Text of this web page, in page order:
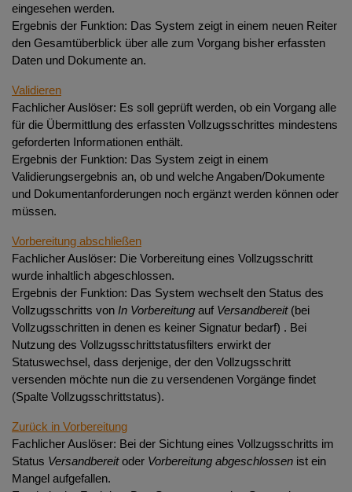
eingesehen werden.
Ergebnis der Funktion: Das System zeigt in einem neuen Reiter
den Gesamtüberblick über alle zum Vorgang bisher erfassten
Daten und Dokumente an.
Validieren
Fachlicher Auslöser: Es soll geprüft werden, ob ein Vorgang alle
für die Übermittlung des erfassten Vollzugsschrittes mindestens
geforderten Informationen enthält.
Ergebnis der Funktion: Das System zeigt in einem
Validierungsergebnis an, ob und welche Angaben/Dokumente
und Dokumentanforderungen noch ergänzt werden können oder
müssen.
Vorbereitung abschließen
Fachlicher Auslöser: Die Vorbereitung eines Vollzugsschritt
wurde inhaltlich abgeschlossen.
Ergebnis der Funktion: Das System wechselt den Status des
Vollzugsschritts von In Vorbereitung auf Versandbereit(bei
Vollzugsschritten in denen es keiner Signatur bedarf) . Bei
Nutzung des Vollzugsschrittstatusfilters erwirkt der
Statuswechsel, dass derjenige, der den Vollzugsschritt
versenden möchte nun die zu versendenen Vorgänge findet
(Spalte Vollzugsschrittstatus).
Zurück in Vorbereitung
Fachlicher Auslöser: Bei der Sichtung eines Vollzugsschritts im
Status Versandbereitoder Vorbereitung abgeschlossen ist ein
Mangel aufgefallen.